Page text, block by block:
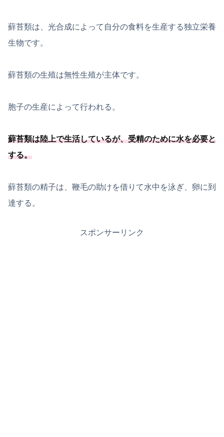
蘚苔類は、光合成によって自分の食料を生産する独立栄養
生物です。
蘚苔類の生殖は無性生殖が主体です。
胞子の生産によって行われる。
蘚苔類は陸上で生活しているが、受精のために水を必要と
する。
蘚苔類の精子は、鞭毛の助けを借りて水中を泳ぎ、卵に到
達する。
スポンサーリンク